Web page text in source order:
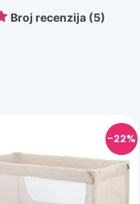
Broj recenzija (5)
-22%